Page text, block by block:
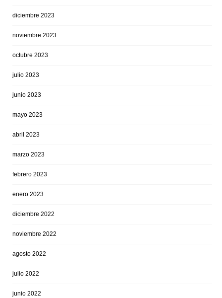
diciembre 2023
noviembre 2023
octubre 2023
julio 2023
junio 2023
mayo 2023
abril 2023
marzo 2023
febrero 2023
enero 2023
diciembre 2022
noviembre 2022
agosto 2022
julio 2022
junio 2022